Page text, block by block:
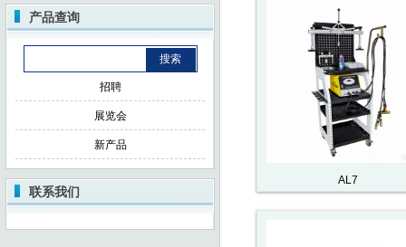
产品查询
招聘
展览会
新产品
联系我们
AL7